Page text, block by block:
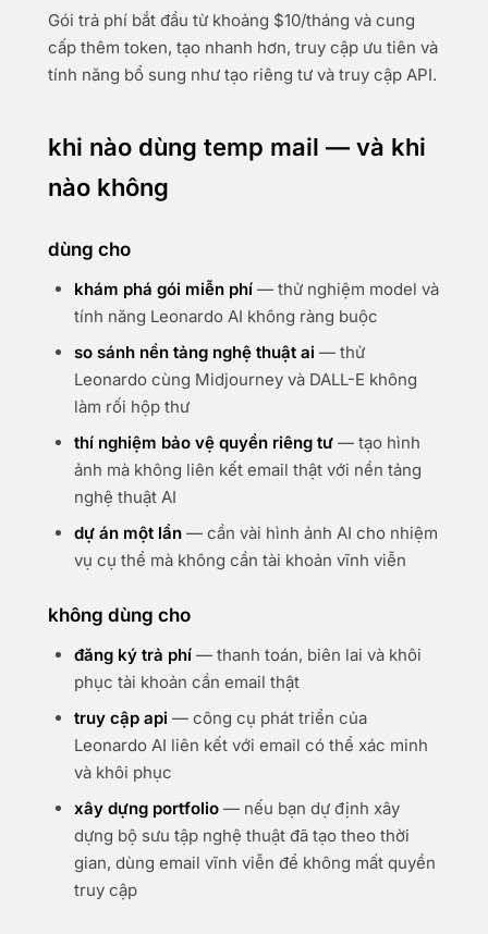
Gói trả phí bắt đầu từ khoảng $10/tháng và cung
cấp thêm token, tạo nhanh hơn, truy cập ưu tiên và
tính năng bổ sung như tạo riêng tư và truy cập API.
khi nào dùng temp mail — và khi
nào không
dùng cho
khám phá gói miễn phí — thử nghiệm model và
tính năng Leonardo AI không ràng buộc
so sánh nền tảng nghệ thuật ai — thử
Leonardo cùng Midjourney và DALL-E không
làm rối hộp thư
thí nghiệm bảo vệ quyền riêng tư — tạo hình
ảnh mà không liên kết email thật với nền tảng
nghệ thuật AI
dự án một lần — cần vài hình ảnh AI cho nhiệm
vụ cụ thể mà không cần tài khoản vĩnh viễn
không dùng cho
đăng ký trả phí — thanh toán, biên lai và khôi
phục tài khoản cần email thật
truy cập api — công cụ phát triển của
Leonardo AI liên kết với email có thể xác minh
và khôi phục
xây dựng portfolio — nếu bạn dự định xây
dựng bộ sưu tập nghệ thuật đã tạo theo thời
gian, dùng email vĩnh viễn để không mất quyền
truy cập